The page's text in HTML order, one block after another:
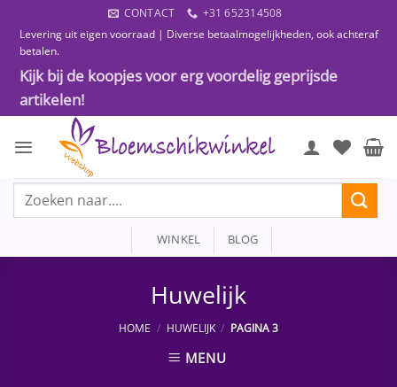
naar
inhoud
CONTACT
+31 652314508
Levering uit eigen voorraad | Diverse betaalmogelijkheden, ook achteraf
betalen.
Kijk bij de koopjes voor erg voordelig geprijsde
artikelen!
Zoeken
WINKEL BLOG
Huwelijk
HOME / HUWELIJK / PAGINA 3
MENU